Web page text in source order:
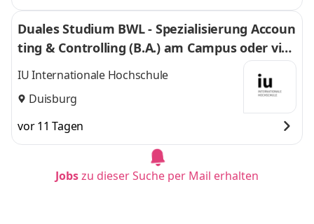
Duales Studium BWL - Spezialisierung Accoun
ting & Controlling (B.A.) am Campus oder virt
uell
IU Internationale Hochschule
Duisburg
vor 11 Tagen
Jobszu dieser Suche per Mail erhalten